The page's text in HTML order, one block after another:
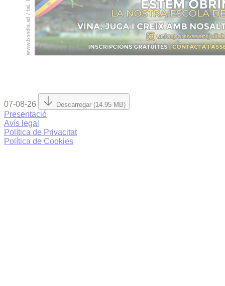
07-08-26 Descarregar (14.95 MB)
Presentació
Avís legal
Política de Privacitat
Política de Cookies